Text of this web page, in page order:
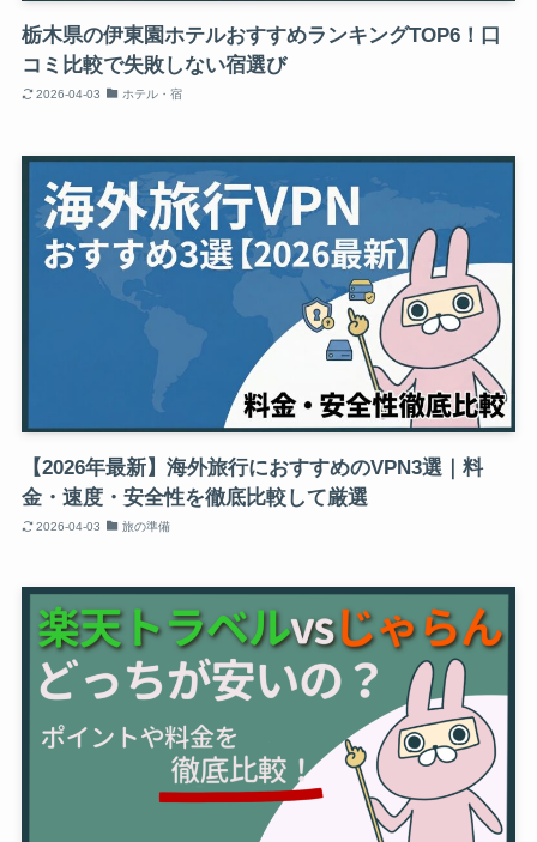
栃木県の伊東園ホテルおすすめランキングTOP6！口
コミ比較で失敗しない宿選び
2026-04-03 ホテル・宿
【2026年最新】海外旅行におすすめのVPN3選｜料
金・速度・安全性を徹底比較して厳選
2026-04-03 旅の準備